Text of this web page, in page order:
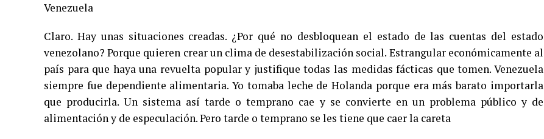
Venezuela
Claro. Hay unas situaciones creadas. ¿Por qué no desbloquean el estado de las cuentas del estado
venezolano? Porque quieren crear un clima de desestabilización social. Estrangular económicamente al
país para que haya una revuelta popular y justifique todas las medidas fácticas que tomen. Venezuela
siempre fue dependiente alimentaria. Yo tomaba leche de Holanda porque era más barato importarla
que producirla. Un sistema así tarde o temprano cae y se convierte en un problema público y de
alimentación y de especulación. Pero tarde o temprano se les tiene que caer la careta